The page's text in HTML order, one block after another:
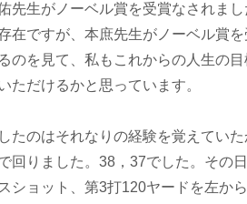
先生がノーベル賞を受賞なされま
在ですが、本庶先生がノーベル賞
のを見て、私もこれからの人生の
ただけるかと思っています。
のはそれなりの経験を覚えてい
回りました。38，37でした。その
ショット、第3打120ヤードを左か